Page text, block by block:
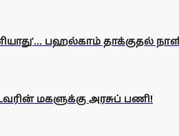
பஹல்காம் தாக்குதல்
மகளுக்கு அரசுப் பணி!